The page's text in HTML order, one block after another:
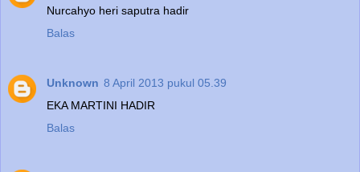
Nurcahyo heri saputra hadir
Balas
Unknown 8 April 2013 pukul 05.39
EKA MARTINI HADIR
Balas